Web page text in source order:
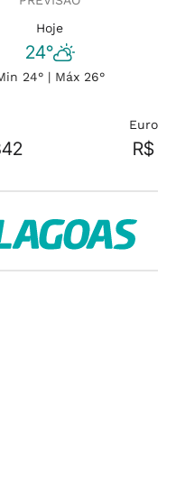
Hoje
24°
24° | Máx 26°
Euro
R$